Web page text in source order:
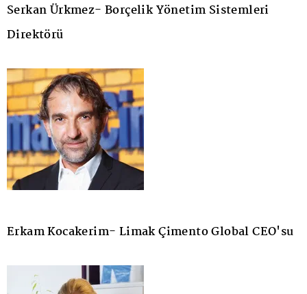
Serkan Ürkmez- Borçelik Yönetim Sistemleri
Direktörü
Erkam Kocakerim- Limak Çimento Global CEO'su